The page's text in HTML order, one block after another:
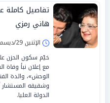
تفاصيل كاملة
هاني رمزي
الإثنين 29/ديسمبر/2025 - 04:00 م
خيّم سكون الحزن
مع إعلان نبأ
الوحش»، والدة
وشقيقه المستشار
الدولة العليا.